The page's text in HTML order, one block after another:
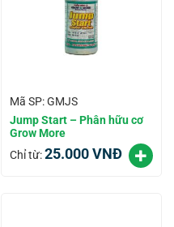
Mã SP: GMJS
Jump Start – Phân hữu cơ
Grow More
Chỉ từ:25.000VNĐ